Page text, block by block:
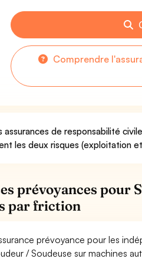
Comprendre
assurances de responsabilité
les deux risques (exploitation
prévoyances pour
par friction
prévoyance pour les
/ Soudeuse sur machines